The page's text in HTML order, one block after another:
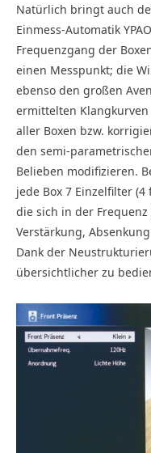
Natürlich bringt auch
Einmess-Automatik
Frequenzgang der
einen Messpunkt; die
ebenso den großen
ermittelten Klangkurven
aller Boxen bzw.
den semi-
Belieben modifizieren.
jede Box 7 Einzelfilter
die sich in der
Verstärkung,
Dank der
übersichtlicher zu